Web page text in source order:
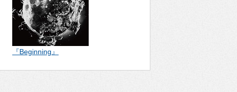
『Beginning』